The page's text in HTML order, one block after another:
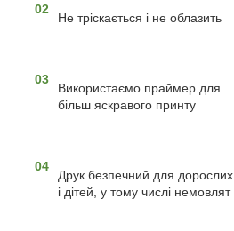
02
Не тріскається і не облазить
03
Використаємо праймер для
більш яскравого принту
04
Друк безпечний для дорослих
і дітей, у тому числі немовлят